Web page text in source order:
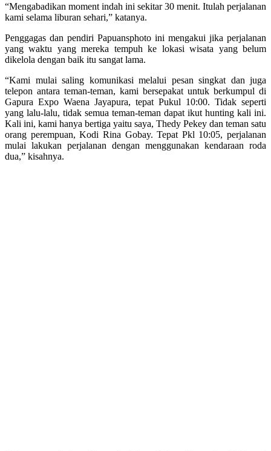
“Mengabadikan moment indah ini sekitar 30 menit. Itulah perjalanan
kami selama liburan sehari,” katanya.
Penggagas dan pendiri Papuansphoto ini mengakui jika perjalanan
yang waktu yang mereka tempuh ke lokasi wisata yang belum
dikelola dengan baik itu sangat lama.
“Kami mulai saling komunikasi melalui pesan singkat dan juga
telepon antara teman-teman, kami bersepakat untuk berkumpul di
Gapura Expo Waena Jayapura, tepat Pukul 10:00. Tidak seperti
yang lalu-lalu, tidak semua teman-teman dapat ikut hunting kali ini.
Kali ini, kami hanya bertiga yaitu saya, Thedy Pekey dan teman satu
orang perempuan, Kodi Rina Gobay. Tepat Pkl 10:05, perjalanan
mulai lakukan perjalanan dengan menggunakan kendaraan roda
dua,” kisahnya.